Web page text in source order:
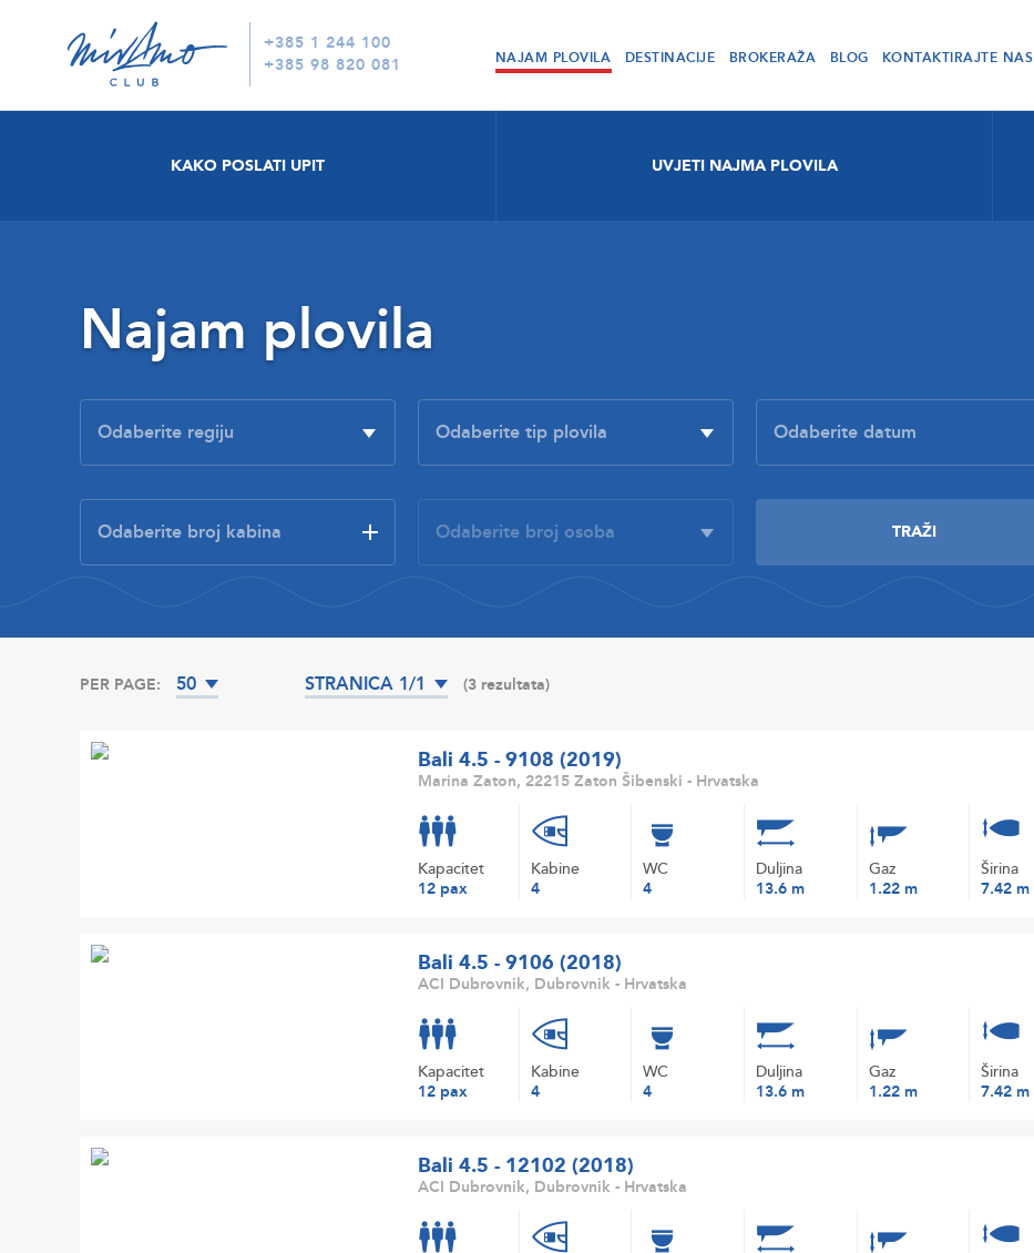
+385 1 244 100
+385 98 820 081
NAJAM PLOVILA DESTINACIJE BROKERAŽA BLOG KONTAKTIRAJTE NAS
KAKO POSLATI UPIT UVJETI NAJMA PLOVILA
Najam plovila
PER PAGE: 50 STRANICA 1/1 (3 rezultata)
Bali 4.5 - 9108 (2019)
Marina Zaton, 22215 Zaton Šibenski - Hrvatska
Kapacitet
12 pax
Kabine
4
WC
4
Duljina
13.6 m
Gaz
1.22 m
Širina
7.42 m
Bali 4.5 - 9106 (2018)
ACI Dubrovnik, Dubrovnik - Hrvatska
Kapacitet
12 pax
Kabine
4
WC
4
Duljina
13.6 m
Gaz
1.22 m
Širina
7.42 m
Bali 4.5 - 12102 (2018)
ACI Dubrovnik, Dubrovnik - Hrvatska